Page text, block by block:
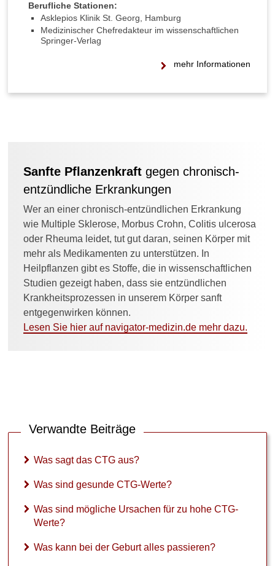
Berufliche Stationen:
Asklepios Klinik St. Georg, Hamburg
Medizinischer Chefredakteur im wissenschaftlichen
Springer-Verlag
mehr Informationen
Sanfte Pflanzenkraft gegen chronisch-
entzündliche Erkrankungen
Wer an einer chronisch-entzündlichen Erkrankung
wie Multiple Sklerose, Morbus Crohn, Colitis ulcerosa
oder Rheuma leidet, tut gut daran, seinen Körper mit
mehr als Medikamenten zu unterstützen. In
Heilpflanzen gibt es Stoffe, die in wissenschaftlichen
Studien gezeigt haben, dass sie entzündlichen
Krankheitsprozessen in unserem Körper sanft
entgegenwirken können.
Lesen Sie hier auf navigator-medizin.de mehr dazu.
Verwandte Beiträge
Was sagt das CTG aus?
Was sind gesunde CTG-Werte?
Was sind mögliche Ursachen für zu hohe CTG-
Werte?
Was kann bei der Geburt alles passieren?
a
s
s
ö
e
U
r
s
a
c
h
e
n
f
ü
z
u
-
e
r
t
e
?
W
s